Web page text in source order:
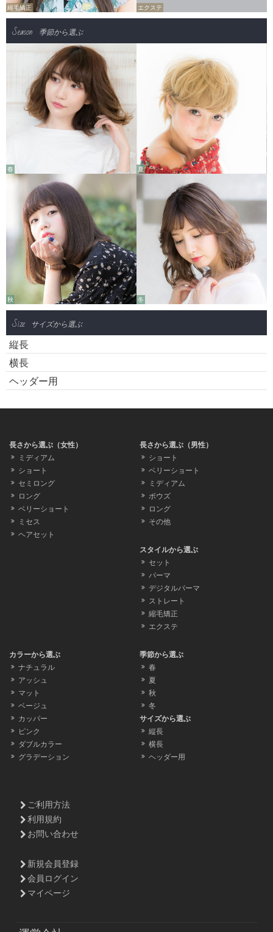
縮毛矯正 エクステ
Season 季節から選ぶ
春 夏
秋 冬
Size サイズから選ぶ
縦長
横長
ヘッダー用
長さから選ぶ（女性）
ミディアム
ショート
セミロング
ロング
ベリーショート
ミセス
ヘアセット
長さから選ぶ（男性）
ショート
ベリーショート
ミディアム
ボウズ
ロング
その他
スタイルから選ぶ
セット
パーマ
デジタルパーマ
ストレート
縮毛矯正
エクステ
カラーから選ぶ
ナチュラル
アッシュ
マット
ベージュ
カッパー
ピンク
ダブルカラー
グラデーション
季節から選ぶ
春
夏
秋
冬
サイズから選ぶ
縦長
横長
ヘッダー用
ご利用方法
利用規約
お問い合わせ
新規会員登録
会員ログイン
マイページ